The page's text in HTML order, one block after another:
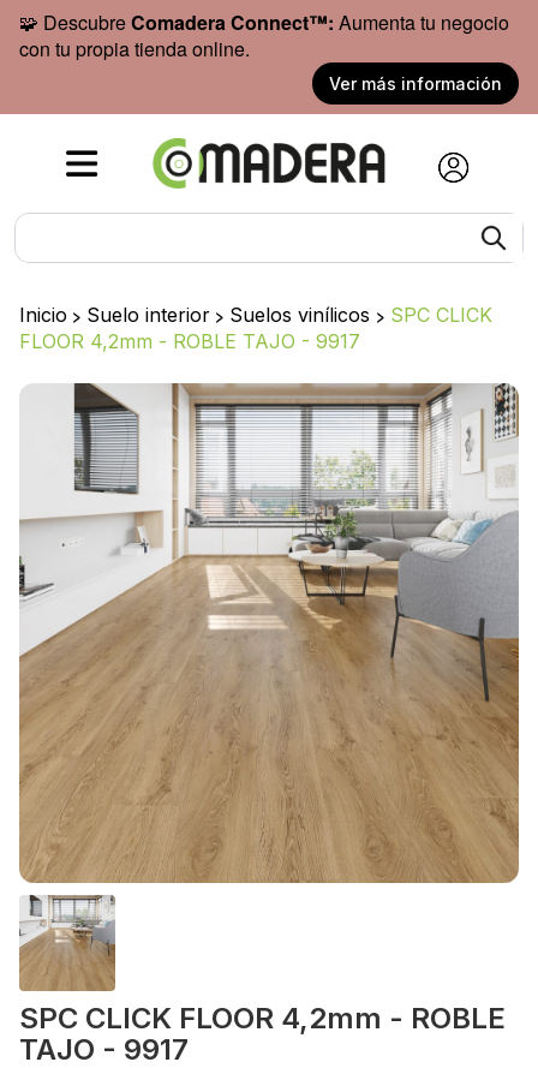
🧩 DescubreComadera Connect™: Aumenta tu negocio
con tu propia tienda online.
Ver más información
Inicio > Suelo interior > Suelos vinílicos > SPC CLICK
FLOOR 4,2mm - ROBLE TAJO - 9917
SPC CLICK FLOOR 4,2mm - ROBLE
TAJO - 9917